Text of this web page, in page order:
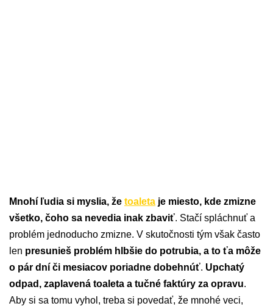
Mnohí ľudia si myslia, že toaleta je miesto, kde zmizne
všetko, čoho sa nevedia inak zbaviť. Stačí spláchnuť a
problém jednoducho zmizne. V skutočnosti tým však často
len presunieš problém hlbšie do potrubia, a to ťa môže
o pár dní či mesiacov poriadne dobehnúť. Upchatý
odpad, zaplavená toaleta a tučné faktúry za opravu.
Aby si sa tomu vyhol, treba si povedať, že mnohé veci,